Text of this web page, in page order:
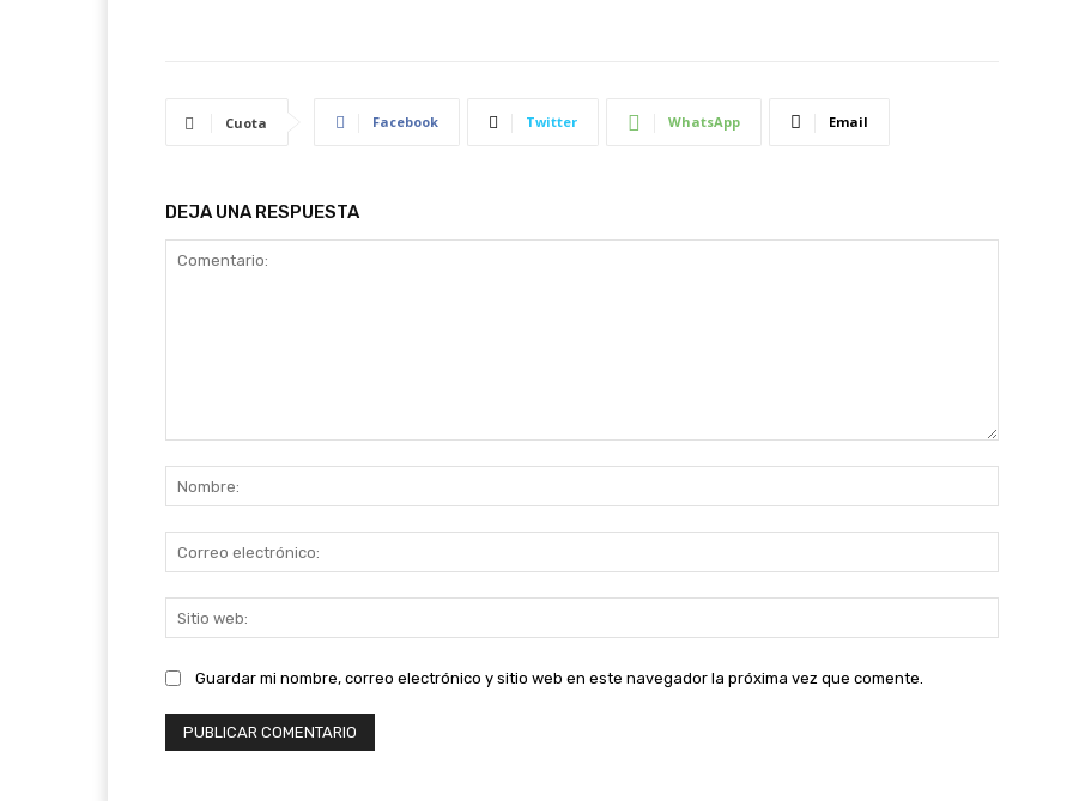
Cuota Facebook Twitter WhatsApp Email
DEJA UNA RESPUESTA
web:
Guardar mi nombre, correo electrónico y sitio web en este navegador la próxima vez que comente.